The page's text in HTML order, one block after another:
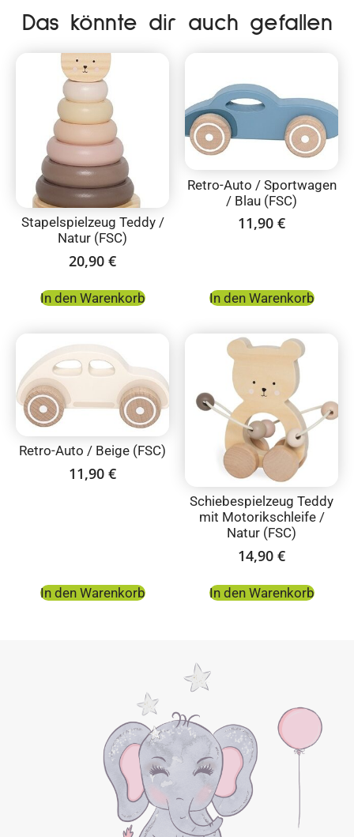
Das könnte dir auch gefallen
Stapelspielzeug Teddy /
Natur (FSC)
20,90 €
In den Warenkorb
Retro-Auto / Sportwagen
/ Blau (FSC)
11,90 €
In den Warenkorb
Retro-Auto / Beige (FSC)
11,90 €
In den Warenkorb
Schiebespielzeug Teddy
mit Motorikschleife /
Natur (FSC)
14,90 €
In den Warenkorb